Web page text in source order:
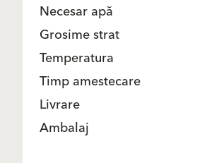
Necesar apă
Grosime strat
Temperatura
Timp amestecare
Livrare
Ambalaj